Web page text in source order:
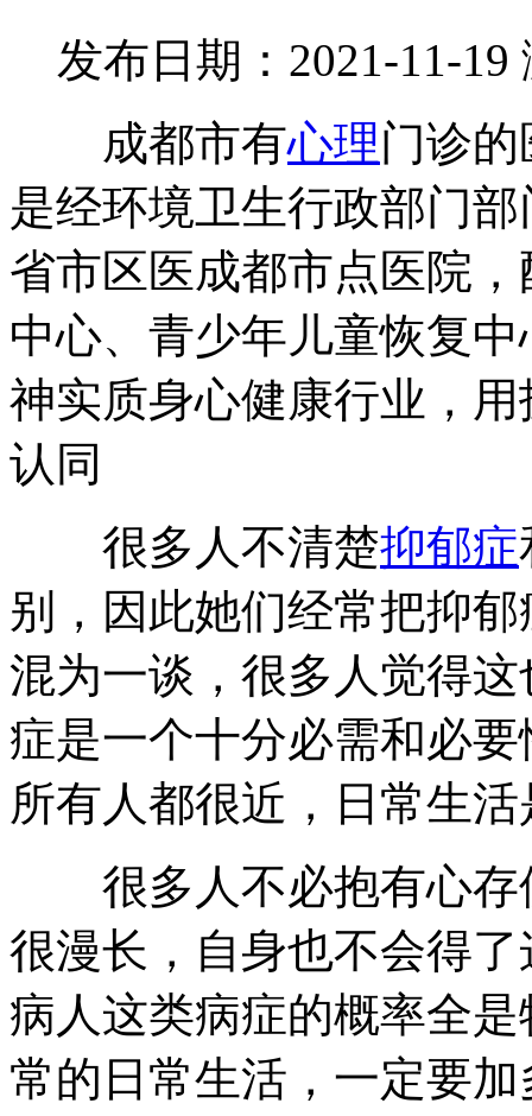
发布日期：2021-11-19
成都市有心理门诊
是经环境卫生行政部门
省市区医成都市点医院
中心、青少年儿童恢复
神实质身心健康行业，
认同
很多人不清楚抑郁症
别，因此她们经常把抑
混为一谈，很多人觉得
症是一个十分必需和必
所有人都很近，日常生
很多人不必抱有心存
很漫长，自身也不会得
病人这类病症的概率全
常的日常生活，一定要